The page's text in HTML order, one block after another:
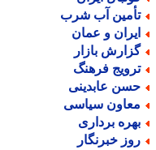
آب شرب
و عمان
بازار
فرهنگ
عابدینی
سیاسی
برداری
خبرنگار